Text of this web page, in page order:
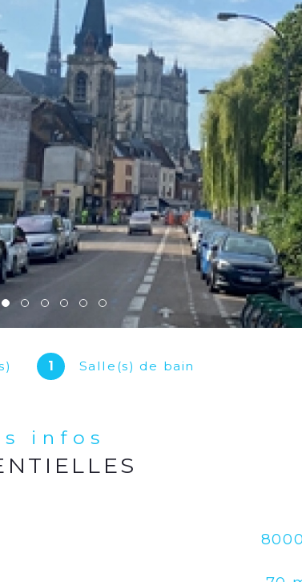
1 Salle(s) de bain
infos